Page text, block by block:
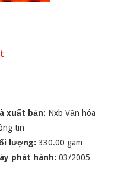
xuất bản: Nxb Văn hóa
tin
lượng: 330.00 gam
phát hành: 03/2005